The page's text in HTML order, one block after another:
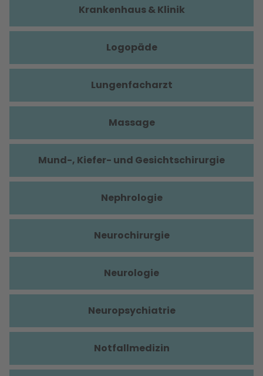
Krankenhaus & Klinik
Logopäde
Lungenfacharzt
Massage
Mund-, Kiefer- und Gesichtschirurgie
Nephrologie
Neurochirurgie
Neurologie
Neuropsychiatrie
Notfallmedizin